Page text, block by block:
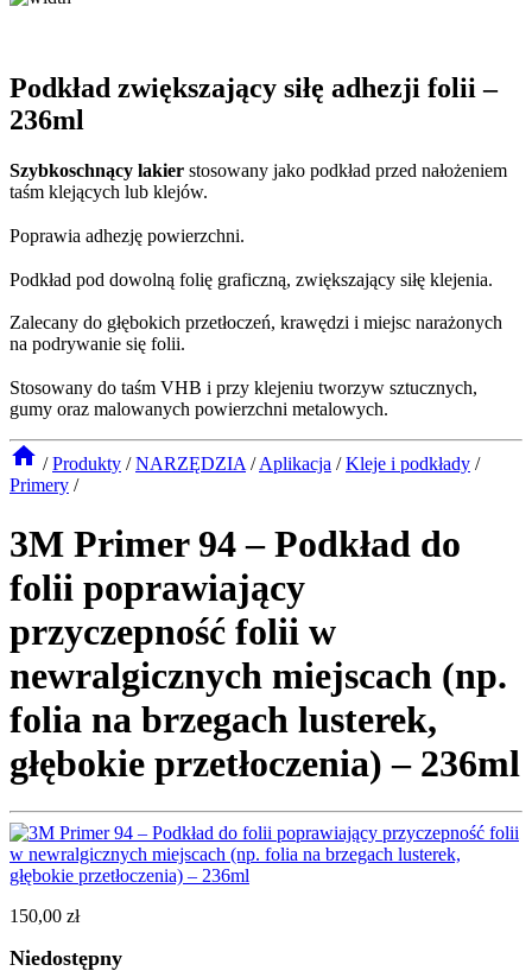
Podkład zwiększający siłę adhezji folii –
236ml
Szybkoschnący lakier stosowany jako podkład przed nałożeniem
taśm klejących lub klejów.
Poprawia adhezję powierzchni.
Podkład pod dowolną folię graficzną, zwiększający siłę klejenia.
Zalecany do głębokich przetłoczeń, krawędzi i miejsc narażonych
na podrywanie się folii.
Stosowany do taśm VHB i przy klejeniu tworzyw sztucznych,
gumy oraz malowanych powierzchni metalowych.
/ Produkty / NARZĘDZIA / Aplikacja / Kleje i podkłady /
Primery /
3M Primer 94 – Podkład do
folii poprawiający
przyczepność folii w
newralgicznych miejscach (np.
folia na brzegach lusterek,
głębokie przetłoczenia) – 236ml
150,00 zł
Niedostępny